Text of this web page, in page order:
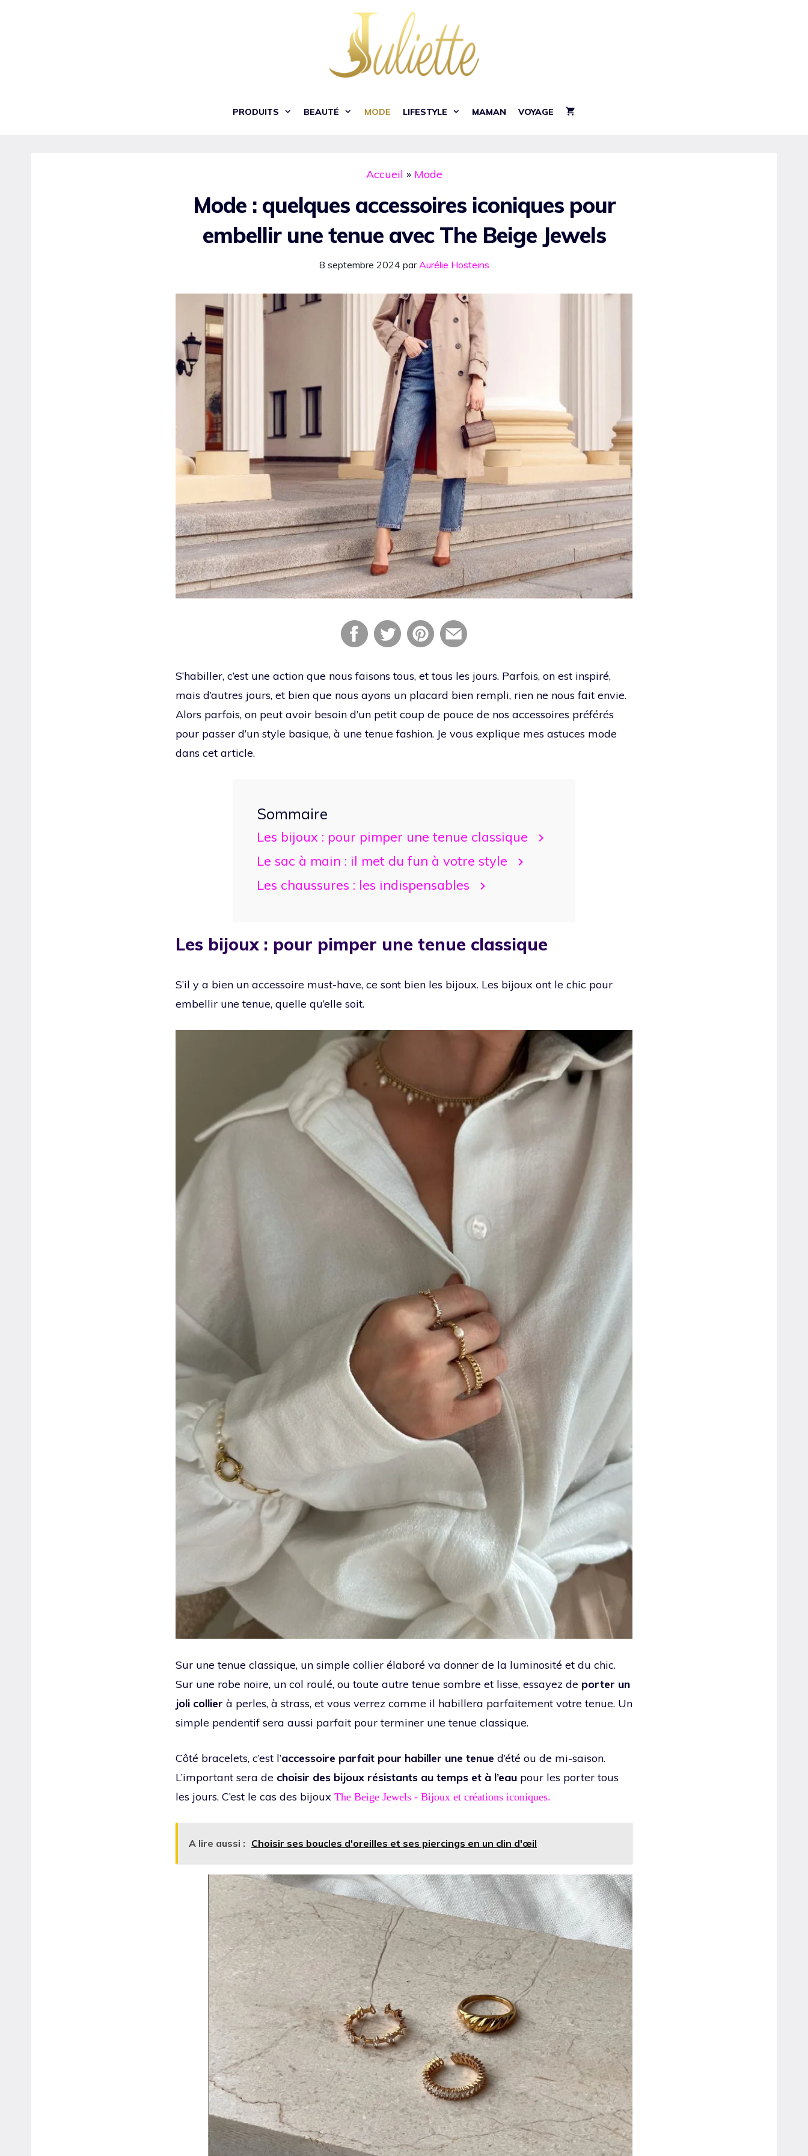
PRODUITS BEAUTÉ MODE LIFESTYLE MAMAN VOYAGE
Accueil » Mode
Mode : quelques accessoires iconiques pour
embellir une tenue avec The Beige Jewels
8 septembre 2024 parAurélie Hosteins
S’habiller, c’est une action que nous faisons tous, et tous les jours. Parfois, on est inspiré,
mais d’autres jours, et bien que nous ayons un placard bien rempli, rien ne nous fait envie.
Alors parfois, on peut avoir besoin d’un petit coup de pouce de nos accessoires préférés
pour passer d’un style basique, à une tenue fashion. Je vous explique mes astuces mode
dans cet article.
Sommaire
Les bijoux : pour pimper une tenue classique
Le sac à main : il met du fun à votre style
Les chaussures : les indispensables
Les bijoux : pour pimper une tenue classique
S’il y a bien un accessoire must-have, ce sont bien les bijoux. Les bijoux ont le chic pour
embellir une tenue, quelle qu’elle soit.
Sur une tenue classique, un simple collier élaboré va donner de la luminosité et du chic.
Sur une robe noire, un col roulé, ou toute autre tenue sombre et lisse, essayez de porter un
joli collier à perles, à strass, et vous verrez comme il habillera parfaitement votre tenue. Un
simple pendentif sera aussi parfait pour terminer une tenue classique.
Côté bracelets, c’est l’accessoire parfait pour habiller une tenue d’été ou de mi-saison.
L’important sera de choisir des bijoux résistants au temps et à l’eau pour les porter tous
les jours. C’est le cas des bijoux The Beige Jewels - Bijoux et créations iconiques.
A lire aussi : Choisir ses boucles d'oreilles et ses piercings en un clin d'œil